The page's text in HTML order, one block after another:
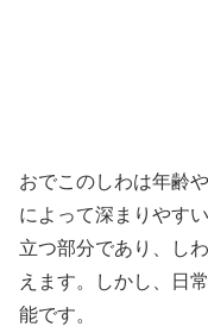
おでこのしわは年齢
によって深まりやす
立つ部分であり、し
えます。しかし、日
能です。